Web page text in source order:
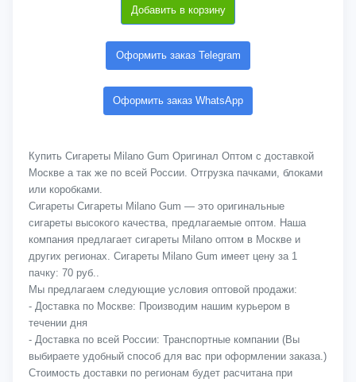
Добавить в корзину
Оформить заказ Telegram
Оформить заказ WhatsApp
Купить Сигареты Milano Gum Оригинал Оптом с доставкой
Москве а так же по всей России. Отгрузка пачками, блоками
или коробками.
Сигареты Сигареты Milano Gum — это оригинальные
сигареты высокого качества, предлагаемые оптом. Наша
компания предлагает сигареты Milano оптом в Москве и
других регионах. Сигареты Milano Gum имеет цену за 1
пачку: 70 руб..
Мы предлагаем следующие условия оптовой продажи:
- Доставка по Москве: Производим нашим курьером в
течении дня
- Доставка по всей России: Транспортные компании (Вы
выбираете удобный способ для вас при оформлении заказа.)
Стоимость доставки по регионам будет расчитана при